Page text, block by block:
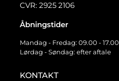
CVR: 2925 2106
Åbningstider
Mandag - Fredag: 09.00 - 17.00
Lørdag - Søndag: efter aftale
KONTAKT